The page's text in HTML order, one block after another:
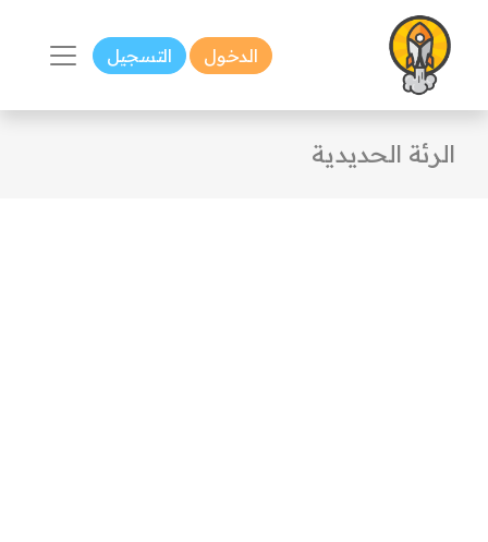
الدخول التسجيل
الرئة الحديدية